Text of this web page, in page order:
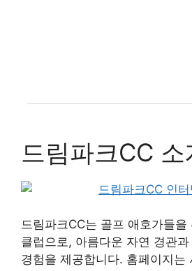
드림파크CC 소
드림파크CC는 골프 애호가들을
클럽으로, 아름다운 자연 경관
경험을 제공합니다. 홈페이지는